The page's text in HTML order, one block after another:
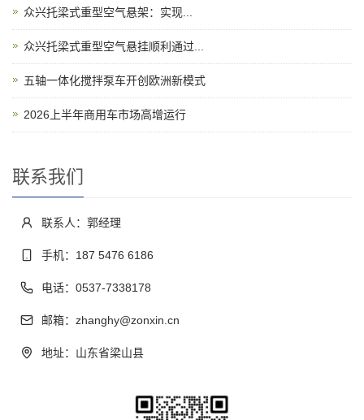
​众兴托梁式重型空气悬架：实现...
众兴托梁式重型空气悬挂顺利通过...
五轴一体化搅拌泵车开创欧洲新模式
2026上半年商用车市场高增运行
联系我们
联系人：郭经理
手机：187 5476 6186
电话：0537-7338178
邮箱：zhanghy@zonxin.cn
地址：山东省梁山县